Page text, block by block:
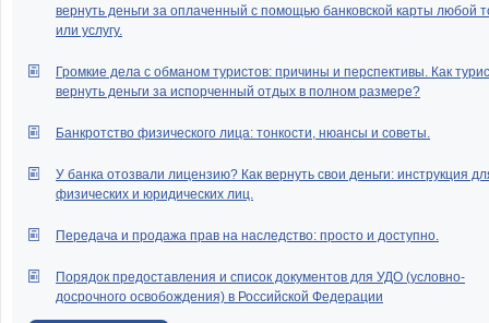
вернуть деньги за оплаченный с помощью банковской карты любой
или услугу.
Громкие дела с обманом туристов: причины и перспективы. Как
вернуть деньги за испорченный отдых в полном размере?
Банкротство физического лица: тонкости, нюансы и советы.
У банка отозвали лицензию? Как вернуть свои деньги: инструкция
физических и юридических лиц.
Передача и продажа прав на наследство: просто и доступно.
Порядок предоставления и список документов для УДО (условно-
досрочного освобождения) в Российской Федерации